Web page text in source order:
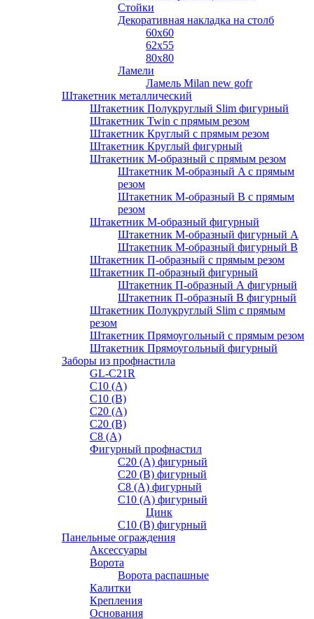
Стойки
Декоративная накладка на столб
60х60
62х55
80х80
Ламели
Ламель Milan new gofr
Штакетник металлический
Штакетник Полукруглый Slim фигурный
Штакетник Twin с прямым резом
Штакетник Круглый с прямым резом
Штакетник Круглый фигурный
Штакетник М-образный с прямым резом
Штакетник М-образный A с прямым
резом
Штакетник М-образный B с прямым
резом
Штакетник М-образный фигурный
Штакетник М-образный фигурный A
Штакетник М-образный фигурный B
Штакетник П-образный с прямым резом
Штакетник П-образный фигурный
Штакетник П-образный А фигурный
Штакетник П-образный В фигурный
Штакетник Полукруглый Slim с прямым
резом
Штакетник Прямоугольный с прямым резом
Штакетник Прямоугольный фигурный
Заборы из профнастила
GL-С21R
С10 (A)
С10 (В)
С20 (А)
С20 (В)
С8 (A)
Фигурный профнастил
С20 (A) фигурный
С20 (В) фигурный
С8 (A) фигурный
С10 (A) фигурный
Цинк
С10 (В) фигурный
Панельные ограждения
Аксессуары
Ворота
Ворота распашные
Калитки
Крепления
Основания